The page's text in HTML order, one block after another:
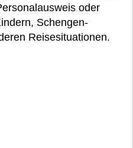
oder
Schengen-
Reisesituationen.